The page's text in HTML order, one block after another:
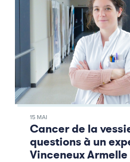
15 MAI
Cancer de la
questions à un
Vinceneux Armelle